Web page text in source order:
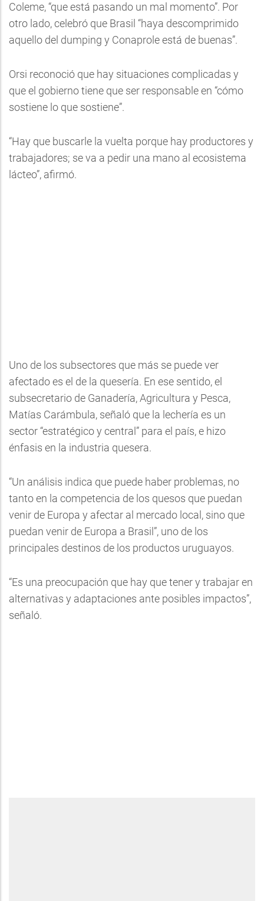
Coleme, “que está pasando un mal momento”. Por
otro lado, celebró que Brasil “haya descomprimido
aquello del dumping y Conaprole está de buenas”.
Orsi reconoció que hay situaciones complicadas y
que el gobierno tiene que ser responsable en “cómo
sostiene lo que sostiene”.
“Hay que buscarle la vuelta porque hay productores y
trabajadores; se va a pedir una mano al ecosistema
lácteo”, afirmó.
Uno de los subsectores que más se puede ver
afectado es el de la quesería. En ese sentido, el
subsecretario de Ganadería, Agricultura y Pesca,
Matías Carámbula, señaló que la lechería es un
sector “estratégico y central” para el país, e hizo
énfasis en la industria quesera.
“Un análisis indica que puede haber problemas, no
tanto en la competencia de los quesos que puedan
venir de Europa y afectar al mercado local, sino que
puedan venir de Europa a Brasil”, uno de los
principales destinos de los productos uruguayos.
“Es una preocupación que hay que tener y trabajar en
alternativas y adaptaciones ante posibles impactos”,
señaló.